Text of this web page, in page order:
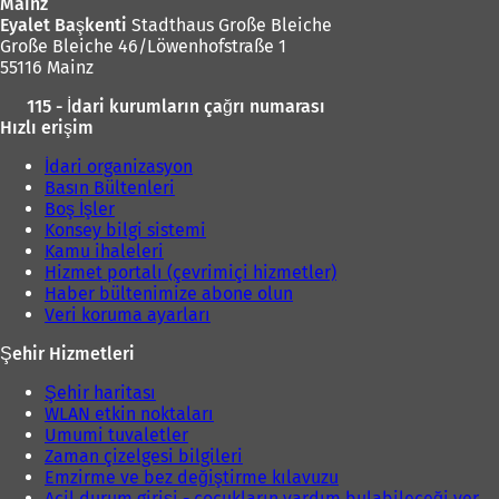
Eyalet Başkenti Stadthaus Große Bleiche
Große Bleiche 46/Löwenhofstraße 1
55116 Mainz
115 - İdari kurumların çağrı numarası
Hızlı erişim
İdari organizasyon
Basın Bültenleri
Boş İşler
Konsey bilgi sistemi
Kamu ihaleleri
Hizmet portalı (çevrimiçi hizmetler)
Haber bültenimize abone olun
Veri koruma ayarları
Şehir Hizmetleri
Şehir haritası
WLAN etkin noktaları
Umumi tuvaletler
Zaman çizelgesi bilgileri
Emzirme ve bez değiştirme kılavuzu